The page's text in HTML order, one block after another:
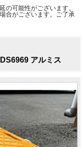
の可能性がございます。
合がございます。ご了承
アルミス